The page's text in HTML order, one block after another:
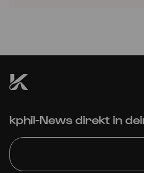
kphil-News direkt in